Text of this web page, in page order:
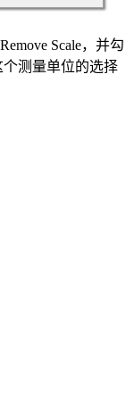
Scale，并勾
个测量单位的选择